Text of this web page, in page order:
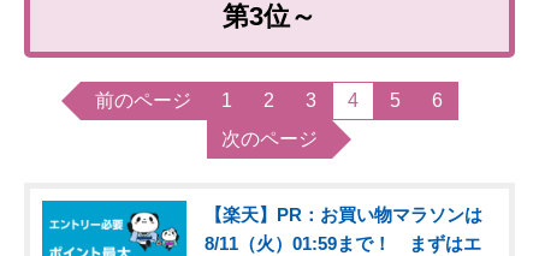
第3位～
前のページ 1 2 3 4 5
6
次のページ
【楽天】PR：お買い物マラソンは
8/11（火）01:59まで！ まずはエ